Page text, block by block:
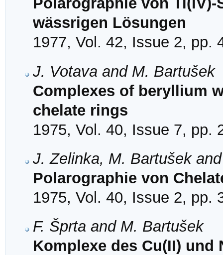
wässrigen Lösungen
1977, Vol. 42, Issue 2, pp.
J. Votava and M. Bartušek
Complexes of beryllium
chelate rings
1975, Vol. 40, Issue 7, pp.
J. Zelinka, M. Bartušek
Polarographie von
1975, Vol. 40, Issue 2, pp.
F. Šprta and M. Bartušek
Komplexe des Cu(II) und